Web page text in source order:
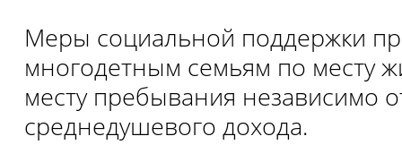
Меры социальной поддержки
много­детным семьям по месту
месту пребывания независимо
среднедушевого дохода.